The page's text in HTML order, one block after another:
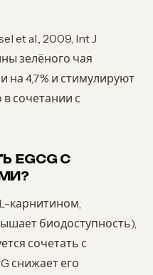
et al., 2009, Int J
зелёного чая
на 4,7% и стимулируют
сочетании с
EGCG С
карнитином,
биодоступность),
сочетать с
снижает его